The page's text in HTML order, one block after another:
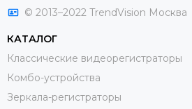
© 2013–2022 TrendVision Москва
КАТАЛОГ
Классические видеорегистраторы
Комбо-устройства
Зеркала-регистраторы